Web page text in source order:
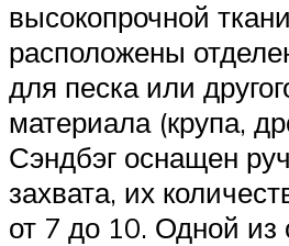
высокопрочной
расположены
для песка или
материала (крупа,
Сэндбэг оснащен
захвата, их
от 7 до 10. Одной из